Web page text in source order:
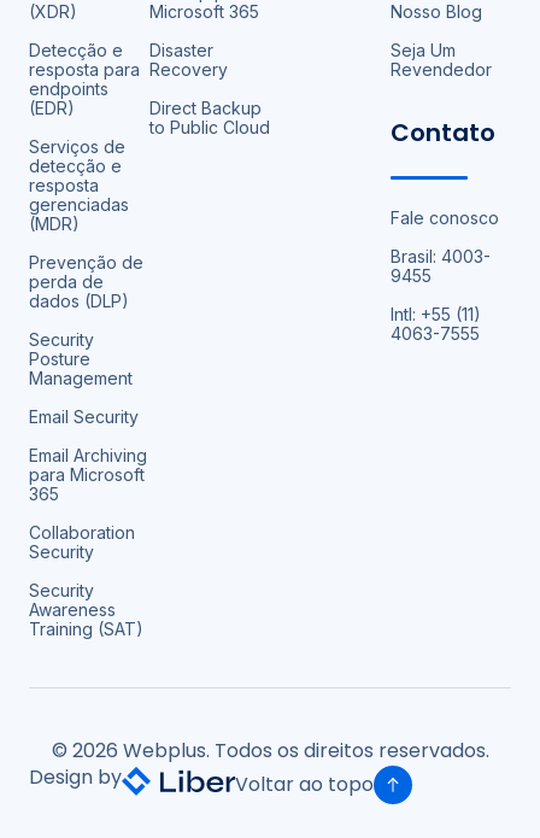
(XDR)
Detecção e
resposta para
endpoints
(EDR)
Serviços de
detecção e
resposta
gerenciadas
(MDR)
Prevenção de
perda de
dados (DLP)
Security
Posture
Management
Email Security
Email Archiving
para Microsoft
365
Collaboration
Security
Security
Awareness
Training (SAT)
Microsoft 365
Disaster
Recovery
Direct Backup
to Public Cloud
Nosso Blog
Seja Um
Revendedor
Contato
Fale conosco
Brasil: 4003-
9455
Intl: +55 (11)
4063-7555
© 2026 Webplus. Todos os direitos reservados.
Design by
Voltar ao topo